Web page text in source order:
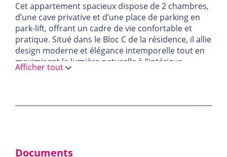
Cet appartement spacieux dispose de 2 chambres,
d’une cave privative et d’une place de parking en
park-lift, offrant un cadre de vie confortable et
pratique. Situé dans le Bloc C de la résidence, il allie
design moderne et élégance intemporelle tout en
maximisant la lumière naturelle à l’intérieur.
représente un nouvel art de vivre, alliant sérénité,
particulière aux détails.
Afficher tout
Documents